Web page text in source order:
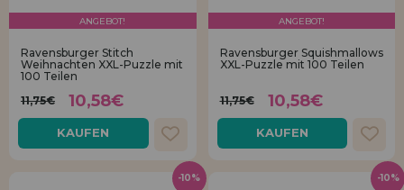
ANGEBOT!
Ravensburger Stitch
Weihnachten XXL-Puzzle mit
100 Teilen
11,75€
10,58€
KAUFEN
ANGEBOT!
Ravensburger Squishmallows
XXL-Puzzle mit 100 Teilen
11,75€ 10,58€
KAUFEN
-10% -10%